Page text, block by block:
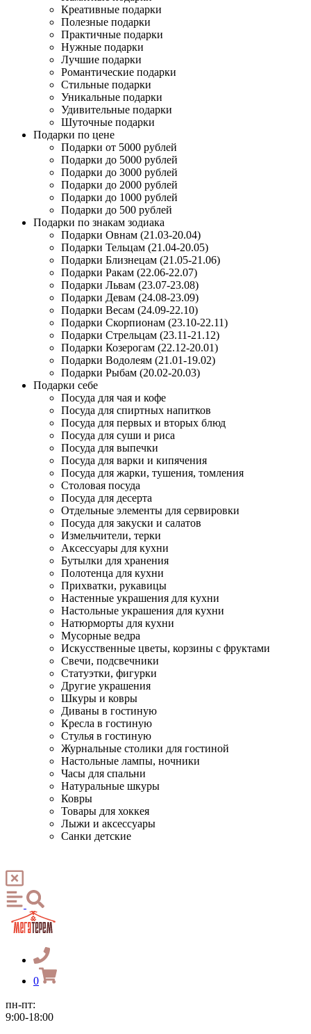
Креативные подарки
Полезные подарки
Практичные подарки
Нужные подарки
Лучшие подарки
Романтические подарки
Стильные подарки
Уникальные подарки
Удивительные подарки
Шуточные подарки
Подарки по цене
Подарки от 5000 рублей
Подарки до 5000 рублей
Подарки до 3000 рублей
Подарки до 2000 рублей
Подарки до 1000 рублей
Подарки до 500 рублей
Подарки по знакам зодиака
Подарки Овнам (21.03-20.04)
Подарки Тельцам (21.04-20.05)
Подарки Близнецам (21.05-21.06)
Подарки Ракам (22.06-22.07)
Подарки Львам (23.07-23.08)
Подарки Девам (24.08-23.09)
Подарки Весам (24.09-22.10)
Подарки Скорпионам (23.10-22.11)
Подарки Стрельцам (23.11-21.12)
Подарки Козерогам (22.12-20.01)
Подарки Водолеям (21.01-19.02)
Подарки Рыбам (20.02-20.03)
Подарки себе
Посуда для чая и кофе
Посуда для спиртных напитков
Посуда для первых и вторых блюд
Посуда для суши и риса
Посуда для выпечки
Посуда для варки и кипячения
Посуда для жарки, тушения, томления
Столовая посуда
Посуда для десерта
Отдельные элементы для сервировки
Посуда для закуски и салатов
Измельчители, терки
Аксессуары для кухни
Бутылки для хранения
Полотенца для кухни
Прихватки, рукавицы
Настенные украшения для кухни
Настольные украшения для кухни
Натюрморты для кухни
Мусорные ведра
Искусственные цветы, корзины с фруктами
Свечи, подсвечники
Статуэтки, фигурки
Другие украшения
Шкуры и ковры
Диваны в гостиную
Кресла в гостиную
Стулья в гостиную
Журнальные столики для гостиной
Настольные лампы, ночники
Часы для спальни
Натуральные шкуры
Ковры
Товары для хоккея
Лыжи и аксессуары
Санки детские
0
пн-пт:
9:00-18:00